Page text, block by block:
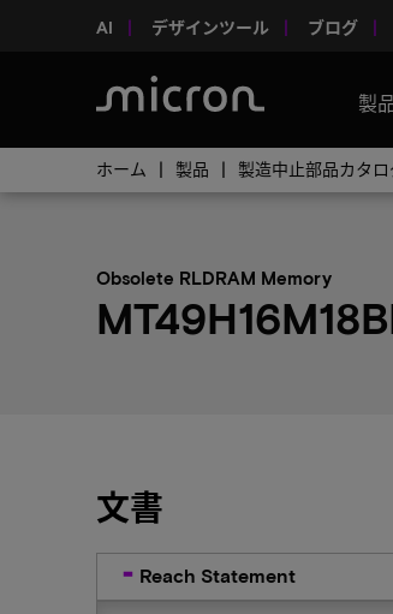
AI デザインツール ブログ
製
ホーム 製品 製造中止部品カタロ
Obsolete RLDRAM Memory
文書
Reach Statement